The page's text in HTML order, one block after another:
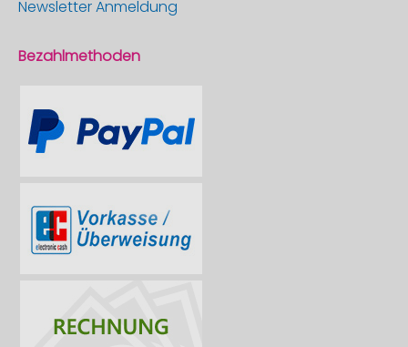
Newsletter Anmeldung
Bezahlmethoden